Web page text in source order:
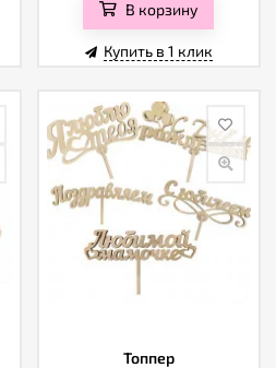
В корзину
Купить в 1 клик
Топпер